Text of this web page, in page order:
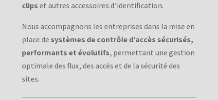
clipset autres accessoires d’identification.
Nous accompagnons les entreprises dans la mise en
place de systèmes de contrôle d’accès sécurisés,
performants et évolutifs, permettant une gestion
optimale des flux, des accès et de la sécurité des
sites.